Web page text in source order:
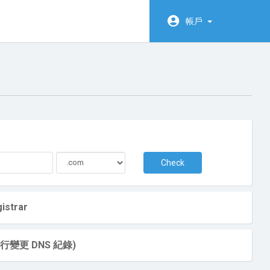
帳戶
Check
變更 DNS 紀錄)